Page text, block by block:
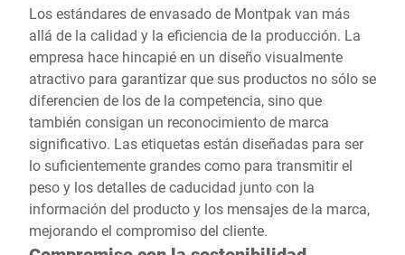
Los estándares de envasado de Montpak van más
allá de la calidad y la eficiencia de la producción. La
empresa hace hincapié en un diseño visualmente
atractivo para garantizar que sus productos no sólo se
diferencien de los de la competencia, sino que
también consigan un reconocimiento de marca
significativo. Las etiquetas están diseñadas para ser
lo suficientemente grandes como para transmitir el
peso y los detalles de caducidad junto con la
información del producto y los mensajes de la marca,
mejorando el compromiso del cliente.